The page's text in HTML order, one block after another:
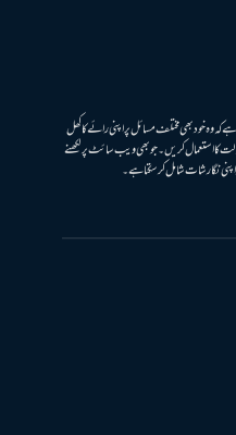
کہ وہ خود بھی مختلف مسائل پر اپنی رائے کا کھل
کا استعمال کریں۔ جو بھی ویب سائٹ پر لکھنے
اپنی نگارشات شامل کرسکتا ہے۔